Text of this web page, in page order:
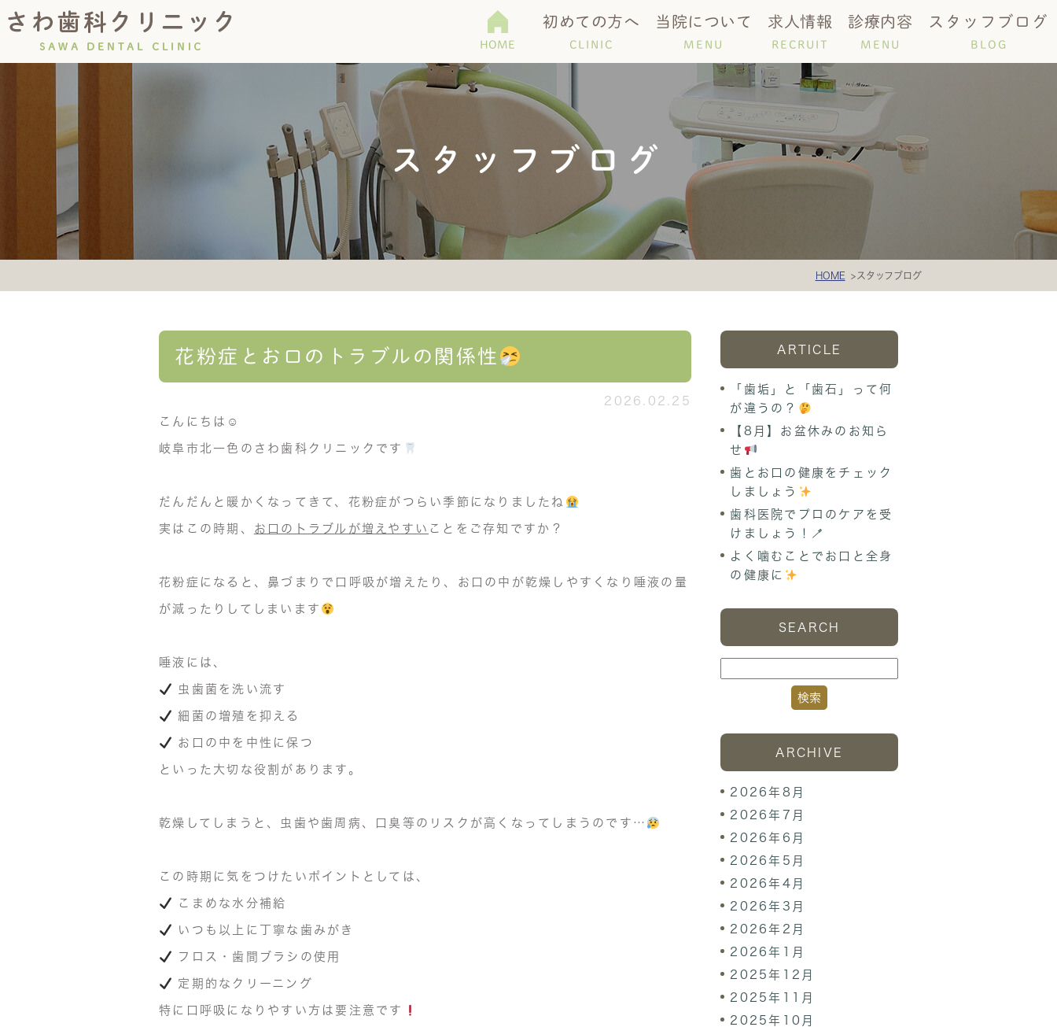
HOME
初めての方へ
CLINIC
初診について
当院について
MENU
コンセプト アクセス・診療時間
求人情報
RECRUIT
診療内容
MENU
小児歯科 歯周病・口臭 唾液検査
義歯(入れ歯) ホワイトニング マタニティー歯科
スタッフブログ
BLOG
スタッフブログ
HOME スタッフブログ
花粉症とお口のトラブルの関係性
2026.02.25
こんにちは☺︎
岐阜市北一色のさわ歯科クリニックです
だんだんと暖かくなってきて、花粉症がつらい季節になりましたね
実はこの時期、 お口のトラブルが増えやすい ことをご存知ですか？
花粉症になると、 鼻づまりで口呼吸が増えたり、 お口の中が乾燥しやすくなり 唾液の量
が減ったりしてしまいます
唾液には、
虫歯菌を洗い流す
細菌の増殖を抑える
お口の中を中性に保つ
といった大切な役割があります。
乾燥してしまうと、虫歯 や歯周病、 口臭等の リスクが高くなってしまうのです…
この時期に気をつけたいポイントとしては、
こまめな水分補給
いつも以上に丁寧な歯みがき
フロス・歯間ブラシの使用
定期的なクリーニング
特に口呼吸になりやすい方は要注意です
ARTICLE
「歯垢」と「歯石」って何
が違うの？
【8月】お盆休みのお知ら
せ
歯とお口の健康をチェック
しましょう
歯科医院でプロのケアを受
けましょう！🪥
よく噛むことでお口と全身
の健康に
SEARCH
ARCHIVE
2026年8月
2026年7月
2026年6月
2026年5月
2026年4月
2026年3月
2026年2月
2026年1月
2025年12月
2025年11月
2025年10月